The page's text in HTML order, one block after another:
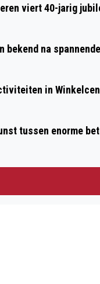
viert 40-jarig
bekend na
in
tussen enorme